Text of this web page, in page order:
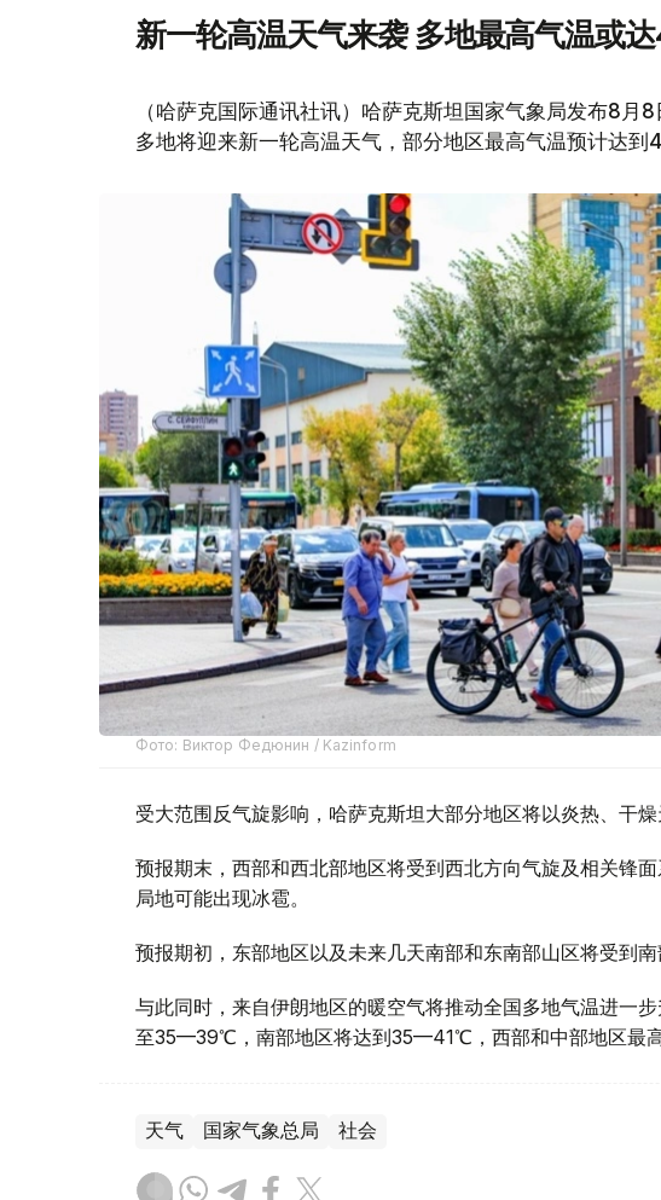
新一轮高温天气来袭 多地最高气温或
（哈萨克国际通讯社讯）哈萨克斯坦国家气象局发布8月
多地将迎来新一轮高温天气，部分地区最高气温预计达到
Фото: Виктор Федюнин / Kazinform
受大范围反气旋影响，哈萨克斯坦大部分地区将以炎热、干燥
预报期末，西部和西北部地区将受到西北方向气旋及相关锋
局地可能出现冰雹。
预报期初，东部地区以及未来几天南部和东南部山区将受到
与此同时，来自伊朗地区的暖空气将推动全国多地气温进一
至35—39℃，南部地区将达到35—41℃，西部和中部地区最
天气 国家气象总局 社会